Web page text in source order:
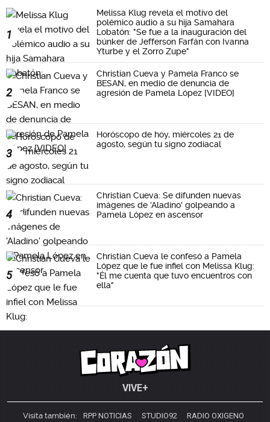
1
Melissa Klug revela el motivo del
polémico audio a su hija Samahara
Lobatón: "Se fue a la inauguración del
búnker de Jefferson Farfán con Ivanna
Yturbe y el Zorro Zupe"
2
Christian Cueva y Pamela Franco se
BESAN, en medio de denuncia de
agresión de Pamela López [VIDEO]
3
Horóscopo de hoy, miércoles 21 de
agosto, según tu signo zodiacal
4
Christian Cueva: Se difunden nuevas
imágenes de 'Aladino' golpeando a
Pamela López en ascensor
5
Christian Cueva le confesó a Pamela
López que le fue infiel con Melissa Klug:
"Él me cuenta que tuvo encuentros con
ella"
VIVE+
Visita también: RPP NOTICIAS STUDIO92 RADIO OXIGENO